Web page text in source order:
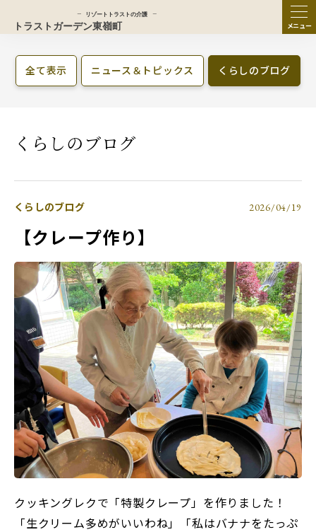
ME
NU
全て表示 ニュース＆トピックス くらしのブログ
くらしのブログ
くらしのブログ 2026/04/19
【クレープ作り】
クッキングレクで「特製クレープ」を作りました！
「生クリーム多めがいいわね」「私はバナナをたっぷ